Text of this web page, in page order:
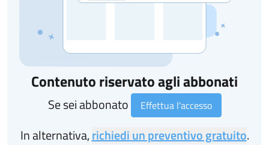
Contenuto riservato agli abbonati
Se sei abbonato Effettua l'accesso
In alternativa,richiedi un preventivo gratuito.